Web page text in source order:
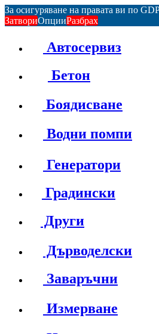
За осигуряване на правата ви по
ЗатвориОпцииРазбрах
Автосервиз
Бетон
Боядисване
Водни помпи
Генератори
Градински
Други
Дърводелски
Заваръчни
Измерване